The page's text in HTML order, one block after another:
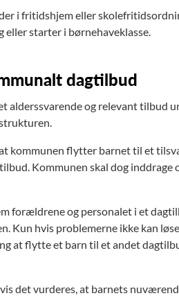
i fritidshjem eller
starter i børnehaveklasse.
dagtilbud
og relevant tilbud
kommunen flytter barnet til et
Kommunen skal dog inddrage
forældrene og personalet i et
Kun hvis problemerne ikke kan
at flytte et barn til et andet
det vurderes, at barnets